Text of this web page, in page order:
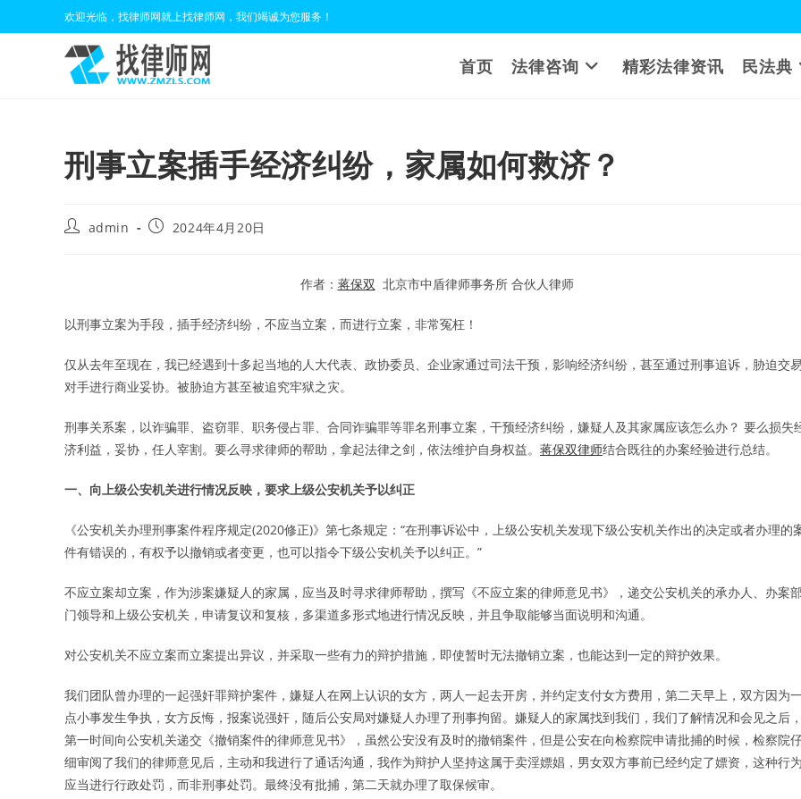
to
欢迎光临，找律师网就上找律师网，我们竭诚为您服务！
首页 法律咨询 精彩法律资讯 民法典
刑事立案插手经济纠纷，家属如何救济？
Postadmin
Post2024年4月20日
作者： 蒋保双 北京市中盾律师事务所 合伙人律师
以刑事立案为手段，插手经济纠纷，不应当立案，而进行立案，非常冤枉！
仅从去年至现在，我已经遇到十多起当地的人大代表、政协委员、企业家通过司法干预，影响经济纠纷，甚至通过刑事追诉，胁迫交易
对手进行商业妥协。被胁迫方甚至被追究牢狱之灾。
刑事关系案，以诈骗罪、盗窃罪、职务侵占罪、合同诈骗罪等罪名刑事立案，干预经济纠纷，嫌疑人及其家属应该怎么办？ 要么损失
济利益，妥协，任人宰割。要么寻求律师的帮助，拿起法律之剑，依法维护自身权益。 蒋保双律师结合既往的办案经验进行总结。
一、向上级公安机关进行情况反映，要求上级公安机关予以纠正
《公安机关办理刑事案件程序规定(2020修正)》第七条规定：“在刑事诉讼中，上级公安机关发现下级公安机关作出的决定或者办理的
件有错误的，有权予以撤销或者变更，也可以指令下级公安机关予以纠正。”
不应立案却立案，作为涉案嫌疑人的家属，应当及时寻求律师帮助，撰写《不应立案的律师意见书》，递交公安机关的承办人、办案部
门领导和上级公安机关，申请复议和复核，多渠道多形式地进行情况反映，并且争取能够当面说明和沟通。
对公安机关不应立案而立案提出异议，并采取一些有力的辩护措施，即使暂时无法撤销立案，也能达到一定的辩护效果。
我们团队曾办理的一起强奸罪辩护案件，嫌疑人在网上认识的女方，两人一起去开房，并约定支付女方费用，第二天早上，双方因为
点小事发生争执，女方反悔，报案说强奸，随后公安局对嫌疑人办理了刑事拘留。嫌疑人的家属找到我们，我们了解情况和会见之后，
第一时间向公安机关递交《撤销案件的律师意见书》，虽然公安没有及时的撤销案件，但是公安在向检察院申请批捕的时候，检察院
细审阅了我们的律师意见后，主动和我进行了通话沟通，我作为辩护人坚持这属于卖淫嫖娼，男女双方事前已经约定了嫖资，这种行为
应当进行行政处罚，而非刑事处罚。最终没有批捕，第二天就办理了取保候审。